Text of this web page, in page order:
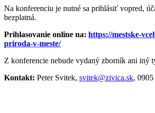
Na konferenciu je nutné sa prihlásiť vopred,
bezplatná.
Prihlasovanie online na: https://mestske-
priroda-v-meste/
Z konferencie nebude vydaný zborník ani iný
Kontakt: Peter Svitek, svitek@zivica.sk,